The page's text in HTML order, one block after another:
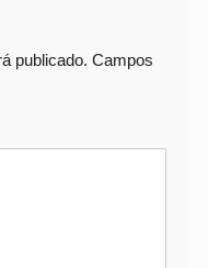
publicado. Campos